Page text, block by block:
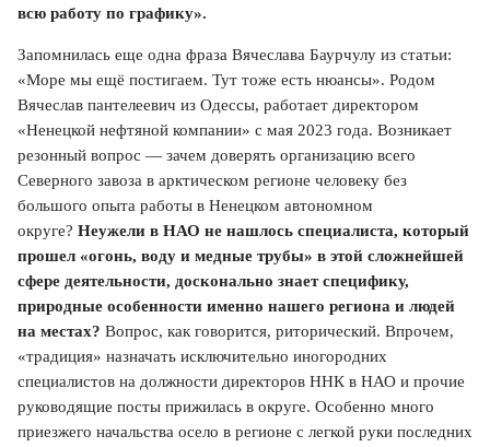
всю работу по графику».
Запомнилась еще одна фраза Вячеслава Баурчулу из статьи:
«Море мы ещё постигаем. Тут тоже есть нюансы». Родом
Вячеслав пантелеевич из Одессы, работает директором
«Ненецкой нефтяной компании» с мая 2023 года. Возникает
резонный вопрос — зачем доверять организацию всего
Северного завоза в арктическом регионе человеку без
большого опыта работы в Ненецком автономном
округе? Неужели в НАО не нашлось специалиста, который
прошел «огонь, воду и медные трубы» в этой сложнейшей
сфере деятельности, досконально знает специфику,
природные особенности именно нашего региона и людей
на местах? Вопрос, как говорится, риторический. Впрочем,
«традиция» назначать исключительно иногородних
специалистов на должности директоров ННК в НАО и прочие
руководящие посты прижилась в округе. Особенно много
приезжего начальства осело в регионе с легкой руки последних